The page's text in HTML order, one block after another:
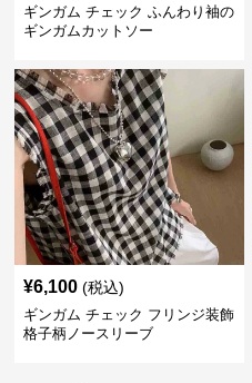
ギンガム チェック ふんわり袖の
ギンガムカットソー
¥6,100 (税込)
ギンガム チェック フリンジ装飾
格子柄ノースリーブ